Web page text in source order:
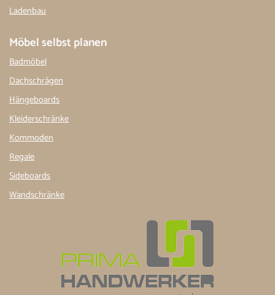
Ladenbau
Möbel selbst planen
Badmöbel
Dachschrägen
Hängeboards
Kleiderschränke
Kommoden
Regale
Sideboards
Wandschränke